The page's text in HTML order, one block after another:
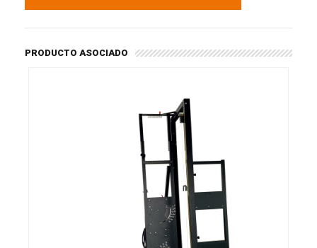
PRODUCTO ASOCIADO